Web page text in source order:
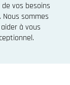
vos besoins
sommes
à vous